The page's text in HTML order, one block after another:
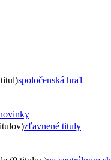
titul)spoločenská hra1
zľavnené tituly